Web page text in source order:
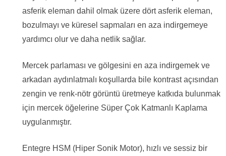
asferik eleman dahil olmak üzere dört asferik eleman,
bozulmayı ve küresel sapmaları en aza indirgemeye
yardımcı olur ve daha netlik sağlar.
Mercek parlaması ve gölgesini en aza indirgemek ve
arkadan aydınlatmalı koşullarda bile kontrast açısından
zengin ve renk-nötr görüntü üretmeye katkıda bulunmak
için mercek öğelerine Süper Çok Katmanlı Kaplama
uygulanmıştır.
Entegre HSM (Hiper Sonik Motor), hızlı ve sessiz bir